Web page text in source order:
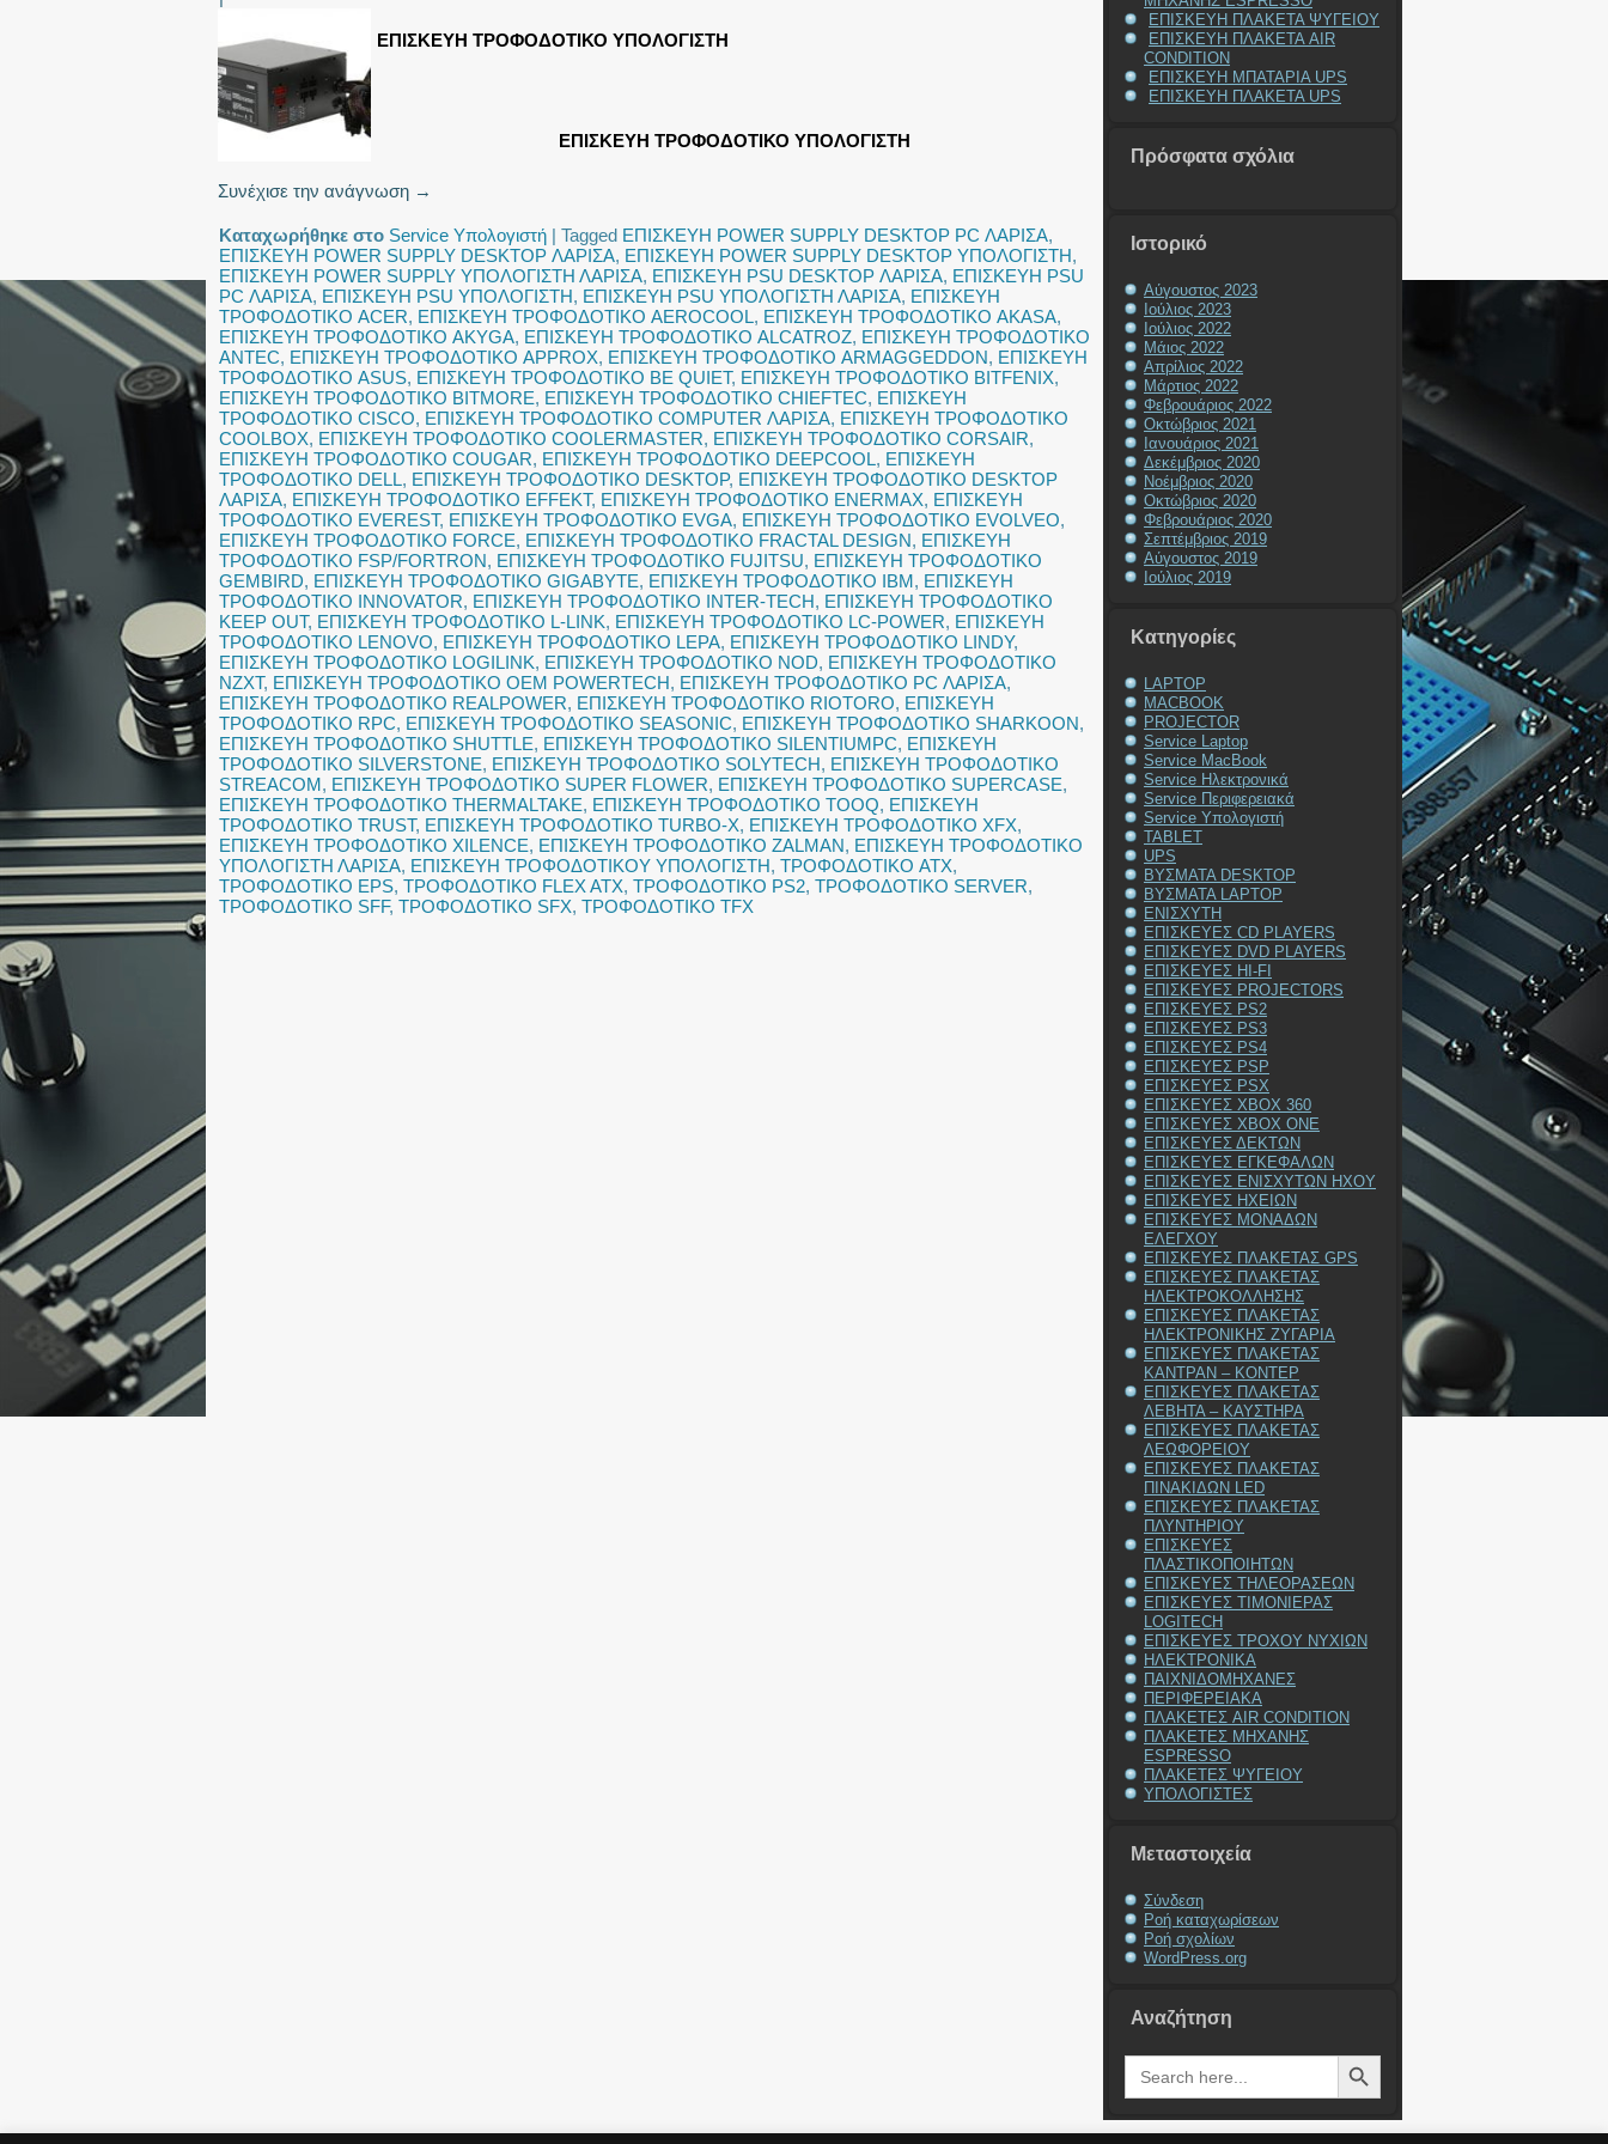
ΕΠΙΣΚΕΥΗ ΤΡΟΦΟΔΟΤΙΚΟ ΥΠΟΛΟΓΙΣΤΗ
ΕΠΙΣΚΕΥΗ ΤΡΟΦΟΔΟΤΙΚΟ ΥΠΟΛΟΓΙΣΤΗ
Συνέχισε την ανάγνωση →
Καταχωρήθηκε στο Service Υπολογιστή | Tagged ΕΠΙΣΚΕΥΗ POWER SUPPLY DESKTOP PC ΛΑΡΙΣΑ,
ΕΠΙΣΚΕΥΗ POWER SUPPLY DESKTOP ΛΑΡΙΣΑ, ΕΠΙΣΚΕΥΗ POWER SUPPLY DESKTOP ΥΠΟΛΟΓΙΣΤΗ,
ΕΠΙΣΚΕΥΗ POWER SUPPLY ΥΠΟΛΟΓΙΣΤΗ ΛΑΡΙΣΑ, ΕΠΙΣΚΕΥΗ PSU DESKTOP ΛΑΡΙΣΑ, ΕΠΙΣΚΕΥΗ PSU
PC ΛΑΡΙΣΑ, ΕΠΙΣΚΕΥΗ PSU ΥΠΟΛΟΓΙΣΤΗ, ΕΠΙΣΚΕΥΗ PSU ΥΠΟΛΟΓΙΣΤΗ ΛΑΡΙΣΑ, ΕΠΙΣΚΕΥΗ
ΤΡΟΦΟΔΟΤΙΚΟ ACER, ΕΠΙΣΚΕΥΗ ΤΡΟΦΟΔΟΤΙΚΟ AEROCOOL, ΕΠΙΣΚΕΥΗ ΤΡΟΦΟΔΟΤΙΚΟ AKASA,
ΕΠΙΣΚΕΥΗ ΤΡΟΦΟΔΟΤΙΚΟ AKYGA, ΕΠΙΣΚΕΥΗ ΤΡΟΦΟΔΟΤΙΚΟ ALCATROZ, ΕΠΙΣΚΕΥΗ ΤΡΟΦΟΔΟΤΙΚΟ
ANTEC, ΕΠΙΣΚΕΥΗ ΤΡΟΦΟΔΟΤΙΚΟ APPROX, ΕΠΙΣΚΕΥΗ ΤΡΟΦΟΔΟΤΙΚΟ ARMAGGEDDON, ΕΠΙΣΚΕΥΗ
ΤΡΟΦΟΔΟΤΙΚΟ ASUS, ΕΠΙΣΚΕΥΗ ΤΡΟΦΟΔΟΤΙΚΟ BE QUIET, ΕΠΙΣΚΕΥΗ ΤΡΟΦΟΔΟΤΙΚΟ BITFENIX,
ΕΠΙΣΚΕΥΗ ΤΡΟΦΟΔΟΤΙΚΟ BITMORE, ΕΠΙΣΚΕΥΗ ΤΡΟΦΟΔΟΤΙΚΟ CHIEFTEC, ΕΠΙΣΚΕΥΗ
ΤΡΟΦΟΔΟΤΙΚΟ CISCO, ΕΠΙΣΚΕΥΗ ΤΡΟΦΟΔΟΤΙΚΟ COMPUTER ΛΑΡΙΣΑ, ΕΠΙΣΚΕΥΗ ΤΡΟΦΟΔΟΤΙΚΟ
COOLBOX, ΕΠΙΣΚΕΥΗ ΤΡΟΦΟΔΟΤΙΚΟ COOLERMASTER, ΕΠΙΣΚΕΥΗ ΤΡΟΦΟΔΟΤΙΚΟ CORSAIR,
ΕΠΙΣΚΕΥΗ ΤΡΟΦΟΔΟΤΙΚΟ COUGAR, ΕΠΙΣΚΕΥΗ ΤΡΟΦΟΔΟΤΙΚΟ DEEPCOOL, ΕΠΙΣΚΕΥΗ
ΤΡΟΦΟΔΟΤΙΚΟ DELL, ΕΠΙΣΚΕΥΗ ΤΡΟΦΟΔΟΤΙΚΟ DESKTOP, ΕΠΙΣΚΕΥΗ ΤΡΟΦΟΔΟΤΙΚΟ DESKTOP
ΛΑΡΙΣΑ, ΕΠΙΣΚΕΥΗ ΤΡΟΦΟΔΟΤΙΚΟ EFFEKT, ΕΠΙΣΚΕΥΗ ΤΡΟΦΟΔΟΤΙΚΟ ENERMAX, ΕΠΙΣΚΕΥΗ
ΤΡΟΦΟΔΟΤΙΚΟ EVEREST, ΕΠΙΣΚΕΥΗ ΤΡΟΦΟΔΟΤΙΚΟ EVGA, ΕΠΙΣΚΕΥΗ ΤΡΟΦΟΔΟΤΙΚΟ EVOLVEO,
ΕΠΙΣΚΕΥΗ ΤΡΟΦΟΔΟΤΙΚΟ FORCE, ΕΠΙΣΚΕΥΗ ΤΡΟΦΟΔΟΤΙΚΟ FRACTAL DESIGN, ΕΠΙΣΚΕΥΗ
ΤΡΟΦΟΔΟΤΙΚΟ FSP/FORTRON, ΕΠΙΣΚΕΥΗ ΤΡΟΦΟΔΟΤΙΚΟ FUJITSU, ΕΠΙΣΚΕΥΗ ΤΡΟΦΟΔΟΤΙΚΟ
GEMBIRD, ΕΠΙΣΚΕΥΗ ΤΡΟΦΟΔΟΤΙΚΟ GIGABYTE, ΕΠΙΣΚΕΥΗ ΤΡΟΦΟΔΟΤΙΚΟ IBM, ΕΠΙΣΚΕΥΗ
ΤΡΟΦΟΔΟΤΙΚΟ INNOVATOR, ΕΠΙΣΚΕΥΗ ΤΡΟΦΟΔΟΤΙΚΟ INTER-TECH, ΕΠΙΣΚΕΥΗ ΤΡΟΦΟΔΟΤΙΚΟ
KEEP OUT, ΕΠΙΣΚΕΥΗ ΤΡΟΦΟΔΟΤΙΚΟ L-LINK, ΕΠΙΣΚΕΥΗ ΤΡΟΦΟΔΟΤΙΚΟ LC-POWER, ΕΠΙΣΚΕΥΗ
ΤΡΟΦΟΔΟΤΙΚΟ LENOVO, ΕΠΙΣΚΕΥΗ ΤΡΟΦΟΔΟΤΙΚΟ LEPA, ΕΠΙΣΚΕΥΗ ΤΡΟΦΟΔΟΤΙΚΟ LINDY,
ΕΠΙΣΚΕΥΗ ΤΡΟΦΟΔΟΤΙΚΟ LOGILINK, ΕΠΙΣΚΕΥΗ ΤΡΟΦΟΔΟΤΙΚΟ NOD, ΕΠΙΣΚΕΥΗ ΤΡΟΦΟΔΟΤΙΚΟ
NZXT, ΕΠΙΣΚΕΥΗ ΤΡΟΦΟΔΟΤΙΚΟ OEM POWERTECH, ΕΠΙΣΚΕΥΗ ΤΡΟΦΟΔΟΤΙΚΟ PC ΛΑΡΙΣΑ,
ΕΠΙΣΚΕΥΗ ΤΡΟΦΟΔΟΤΙΚΟ REALPOWER, ΕΠΙΣΚΕΥΗ ΤΡΟΦΟΔΟΤΙΚΟ RIOTORO, ΕΠΙΣΚΕΥΗ
ΤΡΟΦΟΔΟΤΙΚΟ RPC, ΕΠΙΣΚΕΥΗ ΤΡΟΦΟΔΟΤΙΚΟ SEASONIC, ΕΠΙΣΚΕΥΗ ΤΡΟΦΟΔΟΤΙΚΟ SHARKOON,
ΕΠΙΣΚΕΥΗ ΤΡΟΦΟΔΟΤΙΚΟ SHUTTLE, ΕΠΙΣΚΕΥΗ ΤΡΟΦΟΔΟΤΙΚΟ SILENTIUMPC, ΕΠΙΣΚΕΥΗ
ΤΡΟΦΟΔΟΤΙΚΟ SILVERSTONE, ΕΠΙΣΚΕΥΗ ΤΡΟΦΟΔΟΤΙΚΟ SOLYTECH, ΕΠΙΣΚΕΥΗ ΤΡΟΦΟΔΟΤΙΚΟ
STREACOM, ΕΠΙΣΚΕΥΗ ΤΡΟΦΟΔΟΤΙΚΟ SUPER FLOWER, ΕΠΙΣΚΕΥΗ ΤΡΟΦΟΔΟΤΙΚΟ SUPERCASE,
ΕΠΙΣΚΕΥΗ ΤΡΟΦΟΔΟΤΙΚΟ THERMALTAKE, ΕΠΙΣΚΕΥΗ ΤΡΟΦΟΔΟΤΙΚΟ TOOQ, ΕΠΙΣΚΕΥΗ
ΤΡΟΦΟΔΟΤΙΚΟ TRUST, ΕΠΙΣΚΕΥΗ ΤΡΟΦΟΔΟΤΙΚΟ TURBO-X, ΕΠΙΣΚΕΥΗ ΤΡΟΦΟΔΟΤΙΚΟ XFX,
ΕΠΙΣΚΕΥΗ ΤΡΟΦΟΔΟΤΙΚΟ XILENCE, ΕΠΙΣΚΕΥΗ ΤΡΟΦΟΔΟΤΙΚΟ ZALMAN, ΕΠΙΣΚΕΥΗ ΤΡΟΦΟΔΟΤΙΚΟ
ΥΠΟΛΟΓΙΣΤΗ ΛΑΡΙΣΑ, ΕΠΙΣΚΕΥΗ ΤΡΟΦΟΔΟΤΙΚΟΥ ΥΠΟΛΟΓΙΣΤΗ, ΤΡΟΦΟΔΟΤΙΚΟ ATX,
ΤΡΟΦΟΔΟΤΙΚΟ EPS, ΤΡΟΦΟΔΟΤΙΚΟ FLEX ATX, ΤΡΟΦΟΔΟΤΙΚΟ PS2, ΤΡΟΦΟΔΟΤΙΚΟ SERVER,
ΤΡΟΦΟΔΟΤΙΚΟ SFF, ΤΡΟΦΟΔΟΤΙΚΟ SFX, ΤΡΟΦΟΔΟΤΙΚΟ TFX
ΕΠΙΣΚΕΥΗ ΠΛΑΚΕΤΑ ΨΥΓΕΙΟΥ
ΕΠΙΣΚΕΥΗ ΠΛΑΚΕΤΑ AIR
CONDITION
ΕΠΙΣΚΕΥΗ ΜΠΑΤΑΡΙΑ UPS
ΕΠΙΣΚΕΥΗ ΠΛΑΚΕΤΑ UPS
Πρόσφατα σχόλια
Ιστορικό
Αύγουστος 2023
Ιούλιος 2023
Ιούλιος 2022
Μάιος 2022
Απρίλιος 2022
Μάρτιος 2022
Φεβρουάριος 2022
Οκτώβριος 2021
Ιανουάριος 2021
Δεκέμβριος 2020
Νοέμβριος 2020
Οκτώβριος 2020
Φεβρουάριος 2020
Σεπτέμβριος 2019
Αύγουστος 2019
Ιούλιος 2019
Kατηγορίες
LAPTOP
MACBOOK
PROJECTOR
Service Laptop
Service MacBook
Service Ηλεκτρονικά
Service Περιφερειακά
Service Υπολογιστή
TABLET
UPS
ΒΥΣΜΑΤΑ DESKTOP
ΒΥΣΜΑΤΑ LAPTOP
ΕΝΙΣΧΥΤΗ
ΕΠΙΣΚΕΥΕΣ CD PLAYERS
ΕΠΙΣΚΕΥΕΣ DVD PLAYERS
ΕΠΙΣΚΕΥΕΣ HI-FI
ΕΠΙΣΚΕΥΕΣ PROJECTORS
ΕΠΙΣΚΕΥΕΣ PS2
ΕΠΙΣΚΕΥΕΣ PS3
ΕΠΙΣΚΕΥΕΣ PS4
ΕΠΙΣΚΕΥΕΣ PSP
ΕΠΙΣΚΕΥΕΣ PSX
ΕΠΙΣΚΕΥΕΣ XBOX 360
ΕΠΙΣΚΕΥΕΣ XBOX ONE
ΕΠΙΣΚΕΥΕΣ ΔΕΚΤΩΝ
ΕΠΙΣΚΕΥΕΣ ΕΓΚΕΦΑΛΩΝ
ΕΠΙΣΚΕΥΕΣ ΕΝΙΣΧΥΤΩΝ ΗΧΟΥ
ΕΠΙΣΚΕΥΕΣ ΗΧΕΙΩΝ
ΕΠΙΣΚΕΥΕΣ ΜΟΝΑΔΩΝ
ΕΛΕΓΧΟΥ
ΕΠΙΣΚΕΥΕΣ ΠΛΑΚΕΤΑΣ GPS
ΕΠΙΣΚΕΥΕΣ ΠΛΑΚΕΤΑΣ
ΗΛΕΚΤΡΟΚΟΛΛΗΣΗΣ
ΕΠΙΣΚΕΥΕΣ ΠΛΑΚΕΤΑΣ
ΗΛΕΚΤΡΟΝΙΚΗΣ ΖΥΓΑΡΙΑ
ΕΠΙΣΚΕΥΕΣ ΠΛΑΚΕΤΑΣ
ΚΑΝΤΡΑΝ – ΚΟΝΤΕΡ
ΕΠΙΣΚΕΥΕΣ ΠΛΑΚΕΤΑΣ
ΛΕΒΗΤΑ – ΚΑΥΣΤΗΡΑ
ΕΠΙΣΚΕΥΕΣ ΠΛΑΚΕΤΑΣ
ΛΕΩΦΟΡΕΙΟΥ
ΕΠΙΣΚΕΥΕΣ ΠΛΑΚΕΤΑΣ
ΠΙΝΑΚΙΔΩΝ LED
ΕΠΙΣΚΕΥΕΣ ΠΛΑΚΕΤΑΣ
ΠΛΥΝΤΗΡΙΟΥ
ΕΠΙΣΚΕΥΕΣ
ΠΛΑΣΤΙΚΟΠΟΙΗΤΩΝ
ΕΠΙΣΚΕΥΕΣ ΤΗΛΕΟΡΑΣΕΩΝ
ΕΠΙΣΚΕΥΕΣ ΤΙΜΟΝΙΕΡΑΣ
LOGITECH
ΕΠΙΣΚΕΥΕΣ ΤΡΟΧΟΥ ΝΥΧΙΩΝ
ΗΛΕΚΤΡΟΝΙΚΑ
ΠΑΙΧΝΙΔΟΜΗΧΑΝΕΣ
ΠΕΡΙΦΕΡΕΙΑΚΑ
ΠΛΑΚΕΤΕΣ AIR CONDITION
ΠΛΑΚΕΤΕΣ ΜΗΧΑΝΗΣ
ESPRESSO
ΠΛΑΚΕΤΕΣ ΨΥΓΕΙΟΥ
ΥΠΟΛΟΓΙΣΤΕΣ
Μεταστοιχεία
Σύνδεση
Ροή καταχωρίσεων
Ροή σχολίων
WordPress.org
Αναζήτηση
Search
for:
Search Button